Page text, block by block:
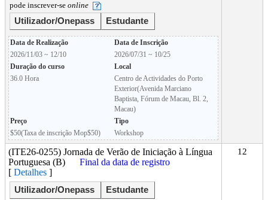
pode inscrever-se online
Utilizador/Onepass Estudante
Data de Realização
Data de Inscrição
2026/11/03 ~ 12/10
2026/07/31 ~ 10/25
Duração do curso
Local
36.0 Hora
Centro de Actividades do Porto
Exterior(Avenida Marciano
Baptista, Fórum de Macau, Bl. 2,
Macau)
Preço
Tipo
$50(Taxa de inscrição Mop$50)
Workshop
(ITE26-0255) Jornada de Verão de Iniciação à Língua
Portuguesa (B)
Final da data de registro
[ Detalhes ]
Utilizador/Onepass
Estudante
12